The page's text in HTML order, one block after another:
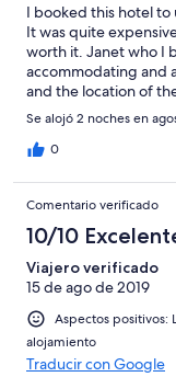
I booked this hotel
It was quite
worth it. Janet who I
accommodating and
and the location of
again to the staff of
recommend this
Se alojó 2 noches en
0
Comentario verificado
10/10
Viajero verificado
15 de ago de 2019
Aspectos positivos:
alojamiento
Traducir con Google